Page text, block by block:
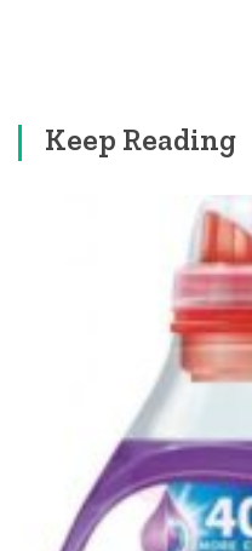
Keep Reading